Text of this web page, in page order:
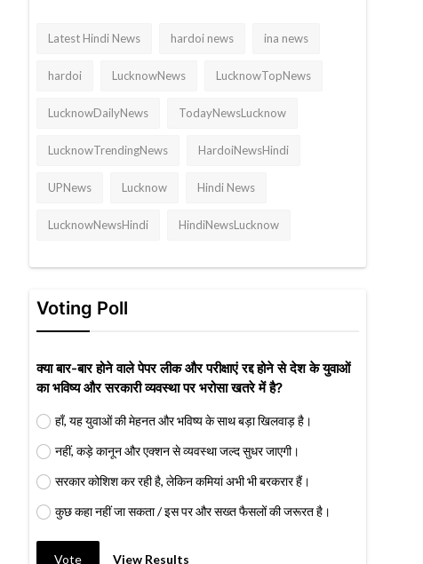
Latest Hindi News hardoi news ina news
hardoi LucknowNews LucknowTopNews
LucknowDailyNews TodayNewsLucknow
LucknowTrendingNews HardoiNewsHindi
UPNews Lucknow Hindi News
LucknowNewsHindi HindiNewsLucknow
Voting Poll
क्या बार-बार होने वाले पेपर लीक और परीक्षाएं रद्द होने से देश के युवाओं
का भविष्य और सरकारी व्यवस्था पर भरोसा खतरे में है?
हाँ, यह युवाओं की मेहनत और भविष्य के साथ बड़ा खिलवाड़ है।
नहीं, कड़े कानून और एक्शन से व्यवस्था जल्द सुधर जाएगी।
सरकार कोशिश कर रही है, लेकिन कमियां अभी भी बरकरार हैं।
कुछ कहा नहीं जा सकता / इस पर और सख्त फैसलों की जरूरत है।
Vote View Results